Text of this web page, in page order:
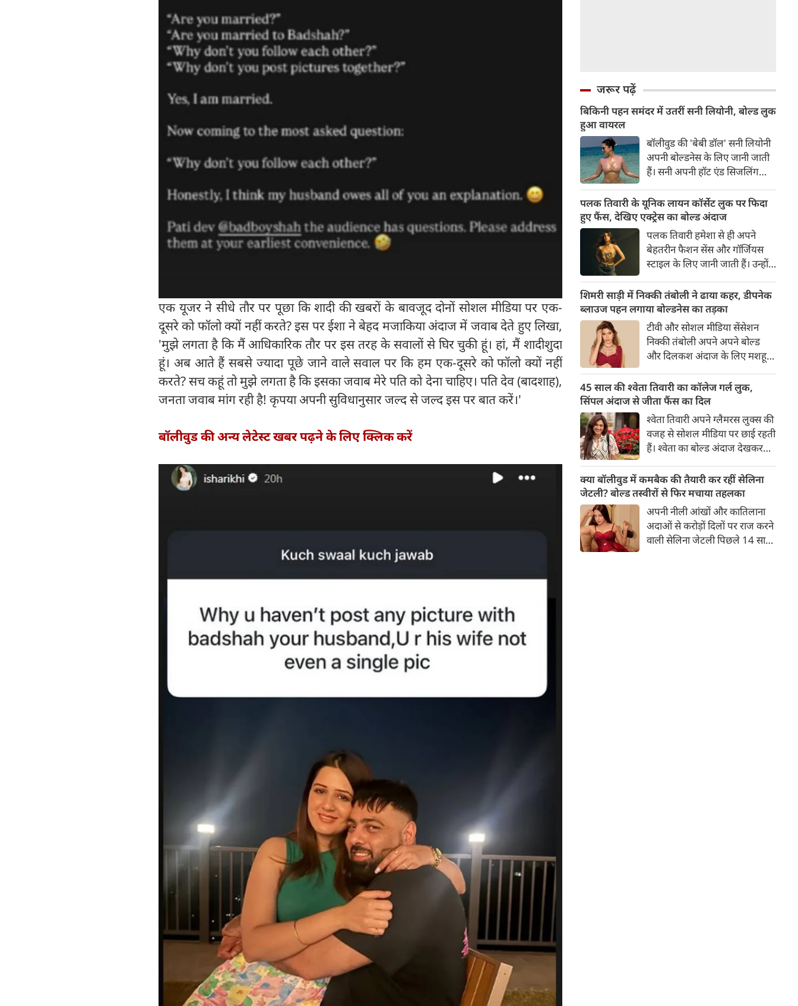
एक यूजर ने सीधे तौर पर पूछा कि शादी की खबरों के बावजूद दोनों सोशल मीडिया पर एक-
दूसरे को फॉलो क्यों नहीं करते? इस पर ईशा ने बेहद मजाकिया अंदाज में जवाब देते हुए लिखा,
'मुझे लगता है कि मैं आधिकारिक तौर पर इस तरह के सवालों से घिर चुकी हूं। हां, मैं शादीशुदा
हूं। अब आते हैं सबसे ज्यादा पूछे जाने वाले सवाल पर कि हम एक-दूसरे को फॉलो क्यों नहीं
करते? सच कहूं तो मुझे लगता है कि इसका जवाब मेरे पति को देना चाहिए। पति देव (बादशाह),
जनता जवाब मांग रही है! कृपया अपनी सुविधानुसार जल्द से जल्द इस पर बात करें।'
बॉलीवुड की अन्य लेटेस्ट खबर पढ़ने के लिए क्लिक करें
जरूर पढ़ें
बिकिनी पहन समंदर में उतरीं सनी लियोनी, बोल्ड लुक
हुआ वायरल
बॉलीवुड की 'बेबी डॉल' सनी लियोनी
अपनी बोल्डनेस के लिए जानी जाती
हैं। सनी अपनी हॉट एंड सिजलिंग
रहती हैं। फैंस सनी लियोनी की तस्वीरों
का बेसब्री से इंतजार करते हैं। इस बार
सनी लियोनी ने मालदीव वेकेशन से
अपनी कुछ बोल्ड तस्वीरें शेयर की है।
पलक तिवारी के यूनिक लायन कॉर्सेट लुक पर फिदा
हुए फैंस, देखिए एक्ट्रेस का बोल्ड अंदाज
पलक तिवारी हमेशा से ही अपने
बेहतरीन फैशन सेंस और गॉर्जियस
स्टाइल के लिए जानी जाती हैं। उन्होंने
फिर फैंस का दिल जीत लिया है।
पलक ने एक बेहद यूनीक और
स्टाइलिश गोल्डन कॉर्सेट टॉप में
अपनी कुछ तस्वीरें शेयर की है।
शिमरी साड़ी में निक्की तंबोली ने ढाया कहर, डीपनेक
ब्लाउज पहन लगाया बोल्डनेस का तड़का
टीवी और सोशल मीडिया सेंसेशन
निक्की तंबोली अपने अपने बोल्ड
और दिलकश अंदाज के लिए मशहूर
इंटरनेट पर तहलका मचाती रहती हैं।
इस बार निक्की ने मरून कलर की
साड़ी में अपनी कुछ सुपर सिजलिंग
तस्वीरें शेयर की है। खूबसूरत शिमरी
साड़ी में निक्की की अदाएं देखने
लायक है।
45 साल की श्वेता तिवारी का कॉलेज गर्ल लुक,
सिंपल अंदाज से जीता फैंस का दिल
श्वेता तिवारी अपने ग्लैमरस लुक्स की
वजह से सोशल मीडिया पर छाई रहती
हैं। श्वेता का बोल्ड अंदाज देखकर
बच्चों की मां हैं। 45 साल की श्वेता
तिवारी की तस्वीरों पर फैंस जमकर
प्यार लुटाते हैं। इस बार श्वेता तिवारी
ने वेकेशन से अपनी कुछ तस्वीरें शेयर
की है।
क्या बॉलीवुड में कमबैक की तैयारी कर रहीं सेलिना
जेटली? बोल्ड तस्वीरों से फिर मचाया तहलका
अपनी नीली आंखों और कातिलाना
अदाओं से करोड़ों दिलों पर राज करने
वाली सेलिना जेटली पिछले 14 साल